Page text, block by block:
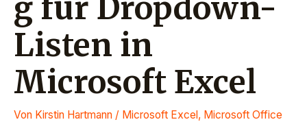
Listen in
Microsoft Excel
Von Kirstin Hartmann / Microsoft Excel, Microsoft Office